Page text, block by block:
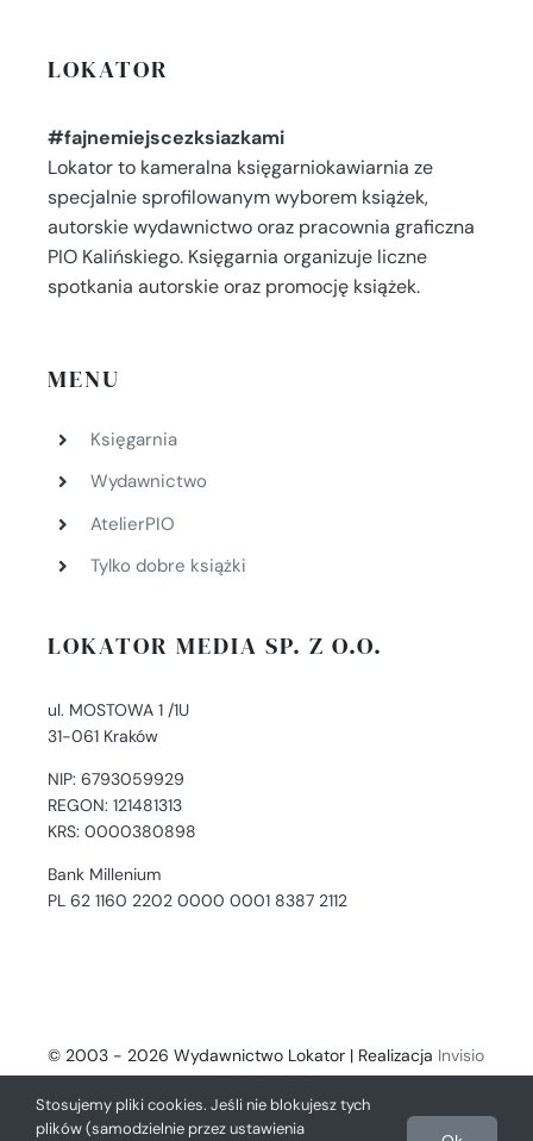
LOKATOR
#fajnemiejscezksiazkami
Lokator to kameralna księgarniokawiarnia ze
specjalnie sprofilowanym wyborem książek,
autorskie wydawnictwo oraz pracownia graficzna
PIO Kalińskiego. Księgarnia organizuje liczne
spotkania autorskie oraz promocję książek.
MENU
Księgarnia
Wydawnictwo
AtelierPIO
Tylko dobre książki
LOKATOR MEDIA SP. Z O.O.
ul. MOSTOWA 1 /1U
31-061 Kraków
NIP: 6793059929
REGON: 121481313
KRS: 0000380898
Bank Millenium
PL 62 1160 2202 0000 0001 8387 2112
© 2003 - 2026 Wydawnictwo Lokator | Realizacja Invisio
- Digital Solutions
Stosujemy pliki cookies. Jeśli nie blokujesz tych
plików (samodzielnie przez ustawienia